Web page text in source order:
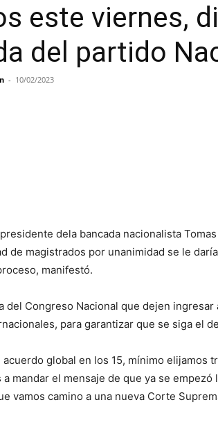
este viernes,
del partido
- 10/02/2023
dela bancada nacionalista
de magistrados por unanimidad se le
manifestó.
del Congreso Nacional que dejen
para garantizar que se siga el
global en los 15, mínimo elijamos
a mandar el mensaje de que ya se
vamos camino a una nueva Corte